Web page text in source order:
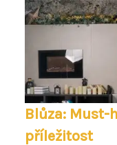
Blůza: Must-
příležitost